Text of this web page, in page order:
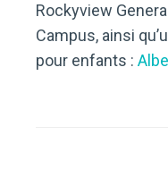
Rockyview
Campus, ainsi
pour enfants :